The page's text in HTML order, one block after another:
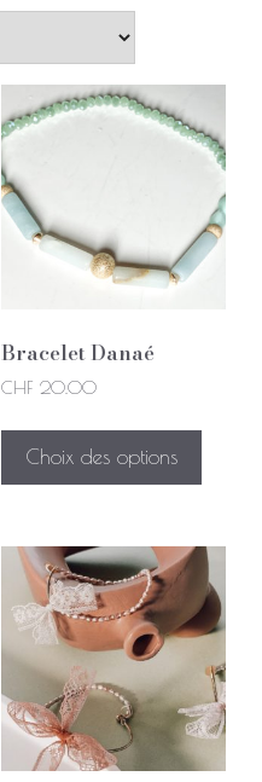
Bracelet Danaé
CHF 20.00
Choix des options